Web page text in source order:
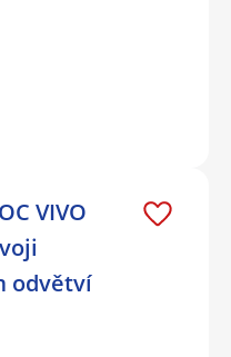
VIVO
odvětví